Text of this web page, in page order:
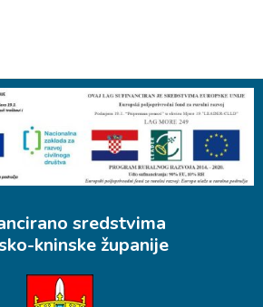
sredstvima
kninske županije